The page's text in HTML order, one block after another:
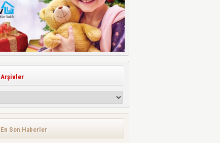
Arşivler
En Son Haberler